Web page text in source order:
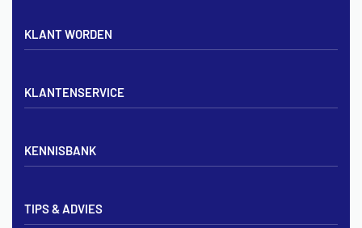
Offerte voor vloerverwarming
Vloerverwarming Tilburg
KLANT WORDEN
Aanmelden zakelijk
KLANTENSERVICE
Zakelijk aanmelden
Bezorgen & afhalen
Privacybeleid
KENNISBANK
Vloerverwarming en radiatoren
TIPS & ADVIES